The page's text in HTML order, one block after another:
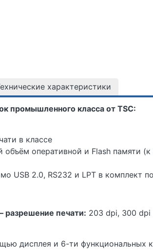
характеристики
промышленного класса от TSC:
в классе
оперативной и Flash памяти
USB 2.0, RS232 и LPT в комплект
разрешение печати: 203 dpi, 300 dpi
дисплея и 6-ти функциональных